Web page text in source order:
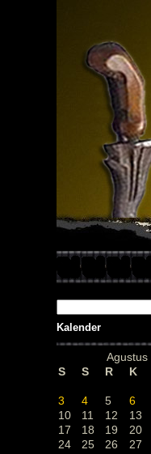
Kalender
Agustus
S
S R K
3
4 5 6
10
11 12 13
17
18 19 20
24
25 26 27